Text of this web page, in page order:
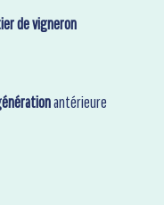
de vigneron
antérieure